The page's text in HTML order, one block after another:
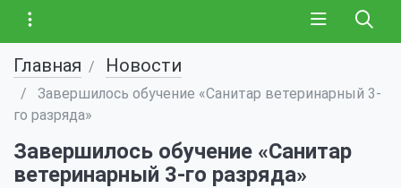
Главная Новости
Завершилось обучение «Санитар ветеринарный 3-
го разряда»
Завершилось обучение «Санитар
ветеринарный 3-го разряда»